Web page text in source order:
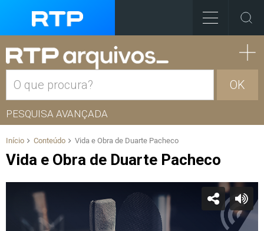
OK
PESQUISA AVANÇADA
Início Conteúdo Vida e Obra de Duarte Pacheco
Vida e Obra de Duarte Pacheco